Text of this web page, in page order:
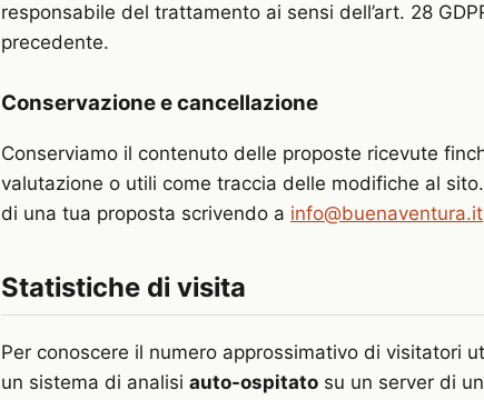
responsabile del trattamento ai sensi dell’art. 28
precedente.
Conservazione e cancellazione
Conserviamo il contenuto delle proposte ricevute
valutazione o utili come traccia delle modifiche al
di una tua proposta scrivendo a info@buenaventura.it
Statistiche di visita
Per conoscere il numero approssimativo di visitatori
un sistema di analisi auto-ospitato su un server di